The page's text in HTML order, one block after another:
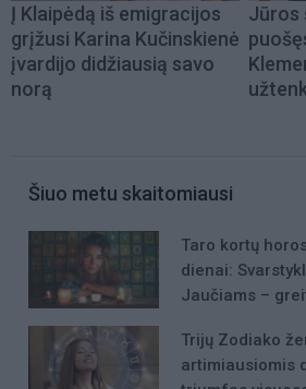
Į Klaipėdą iš emigracijos
grįžusi Karina Kučinskienė
įvardijo didžiausią savo
norą
Jūros
Šiuo metu skaitomiausi
Taro kortų
dienai:
Jaučiams –
Trijų Zodiako
artimiausiomis